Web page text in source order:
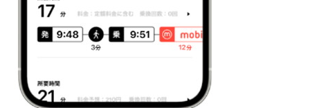
ITエンジニア向け専門サイト
IT製品の技術・比較・事例